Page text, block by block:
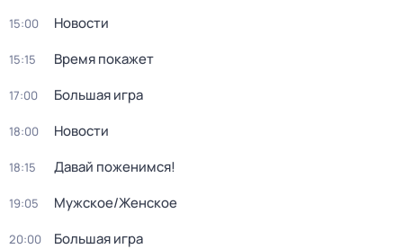
15:00 Новости
15:15 Время покажет
17:00 Большая игра
18:00 Новости
18:15 Давай поженимся!
19:05 Мужское/Женское
20:00 Большая игра